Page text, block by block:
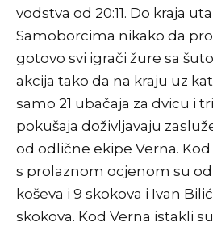
vodstva od 20:11. Do kraja
Samoborcima nikako da
gotovo svi igrači žure sa
akcija tako da na kraju uz
samo 21 ubačaja za dvicu i
pokušaja doživljavaju
od odlične ekipe Verna.
s prolaznom ocjenom su
koševa i 9 skokova i Ivan
skokova. Kod Verna istakli